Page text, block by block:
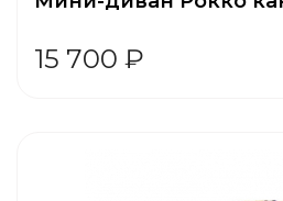
15 700 ₽